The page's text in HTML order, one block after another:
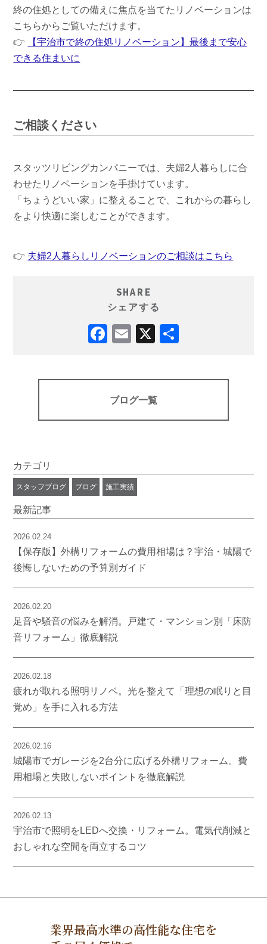
終の住処としての備えに焦点を当てたリノベーションは
こちらからご覧いただけます。
👉
【宇治市で終の住処リノベーション】最後まで安心
できる住まいに
ご相談ください
スタッツリビングカンパニーでは、夫婦2人暮らしに合
わせたリノベーションを手掛けています。
「ちょうどいい家」に整えることで、これからの暮らし
をより快適に楽しむことができます。
👉 夫婦2人暮らしリノベーションのご相談はこちら
SHARE
シェアする
ブログ一覧
カテゴリ
スタッフブログ ブログ 施工実績
最新記事
2026.02.24
【保存版】外構リフォームの費用相場は？宇治・城陽で
後悔しないための予算別ガイド
2026.02.20
足音や騒音の悩みを解消。戸建て・マンション別「床防
音リフォーム」徹底解説
2026.02.18
疲れが取れる照明リノベ。光を整えて「理想の眠りと目
覚め」を手に入れる方法
2026.02.16
城陽市でガレージを2台分に広げる外構リフォーム。費
用相場と失敗しないポイントを徹底解説
2026.02.13
宇治市で照明をLEDへ交換・リフォーム。電気代削減と
おしゃれな空間を両立するコツ
業界最高水準の高性能な住宅を